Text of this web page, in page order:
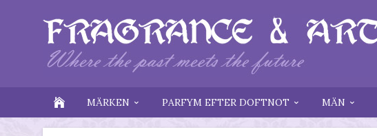
MÄRKEN PARFYM EFTER DOFTNOT MÄN